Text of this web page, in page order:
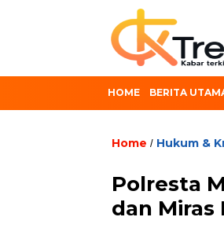
HOME BERITA
Home / Hukum &
Polresta
dan Miras